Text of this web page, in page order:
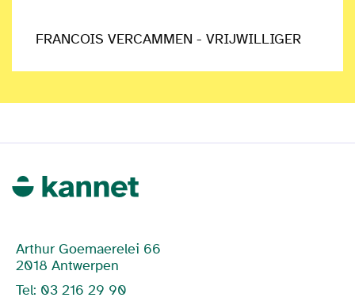
FRANCOIS VERCAMMEN - VRIJWILLIGER
Arthur Goemaerelei 66
2018 Antwerpen
Tel: 03 216 29 90